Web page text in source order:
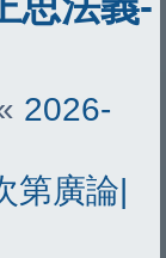
2026-
第廣論|